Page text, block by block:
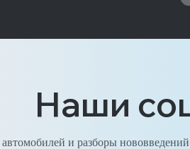
Наши
и разборы